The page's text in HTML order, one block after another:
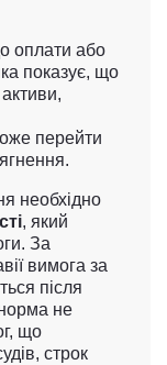
оплати або
показує, що
перейти
необхідно
, який
За
вимога за
після
не
що
строк